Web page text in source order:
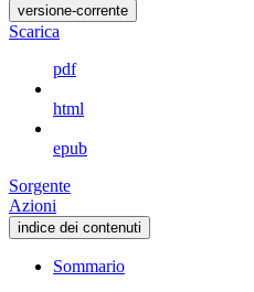
versione-corrente
Scarica
pdf
html
epub
Sorgente
Azioni
indice dei contenuti
Sommario